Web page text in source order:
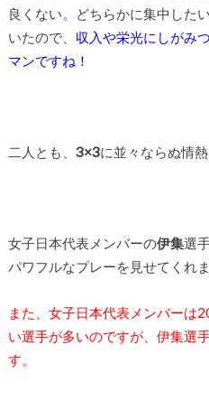
良くない。どちらかに集中した
いたので、 収入や栄光にしがみ
マンですね！
二人とも、 3×3に並々ならぬ情
女子日本代表メンバーの伊集選
パワフルなプレーを見せてくれま
また、女子日本代表メンバーは
い選手が多いのですが、伊集選
す。